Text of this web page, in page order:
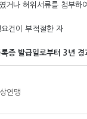
거나 허위서류를 첨부하
건이 부적절한 자
증 발급일로부터 3년
연맹